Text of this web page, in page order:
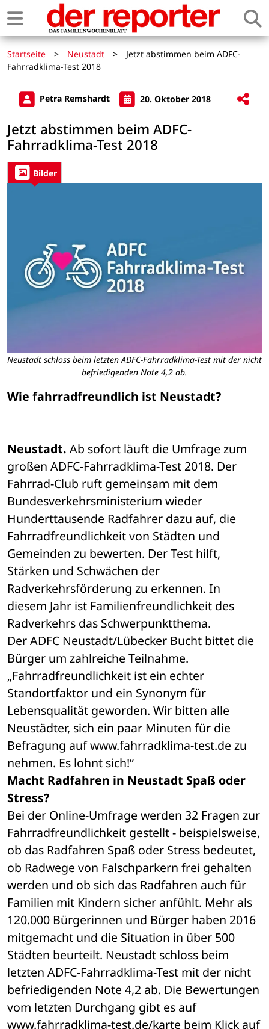
Startseite > Neustadt >
Jetzt abstimmen beim ADFC-
Fahrradklima-Test 2018
Petra Remshardt 20. Oktober 2018
Jetzt abstimmen beim ADFC-
Fahrradklima-Test 2018
Bilder
Neustadt schloss beim letzten ADFC-Fahrradklima-Test mit der nicht
befriedigenden Note 4,2 ab.
Wie fahrradfreundlich ist Neustadt?
Neustadt. Ab sofort läuft die Umfrage zum
großen ADFC-Fahrradklima-Test 2018. Der
Fahrrad-Club ruft gemeinsam mit dem
Bundesverkehrsministerium wieder
Hunderttausende Radfahrer dazu auf, die
Fahrradfreundlichkeit von Städten und
Gemeinden zu bewerten. Der Test hilft,
Stärken und Schwächen der
Radverkehrsförderung zu erkennen. In
diesem Jahr ist Familienfreundlichkeit des
Radverkehrs das Schwerpunktthema.
Der ADFC Neustadt/Lübecker Bucht bittet die
Bürger um zahlreiche Teilnahme.
„Fahrradfreundlichkeit ist ein echter
Standortfaktor und ein Synonym für
Lebensqualität geworden. Wir bitten alle
Neustädter, sich ein paar Minuten für die
Befragung auf www.fahrradklima-test.de zu
nehmen. Es lohnt sich!“
Macht Radfahren in Neustadt Spaß oder
Stress?
Bei der Online-Umfrage werden 32 Fragen zur
Fahrradfreundlichkeit gestellt - beispielsweise,
ob das Radfahren Spaß oder Stress bedeutet,
ob Radwege von Falschparkern frei gehalten
werden und ob sich das Radfahren auch für
Familien mit Kindern sicher anfühlt. Mehr als
120.000 Bürgerinnen und Bürger haben 2016
mitgemacht und die Situation in über 500
Städten beurteilt. Neustadt schloss beim
letzten ADFC-Fahrradklima-Test mit der nicht
befriedigenden Note 4,2 ab. Die Bewertungen
vom letzten Durchgang gibt es auf
www.fahrradklima-test.de/karte beim Klick auf